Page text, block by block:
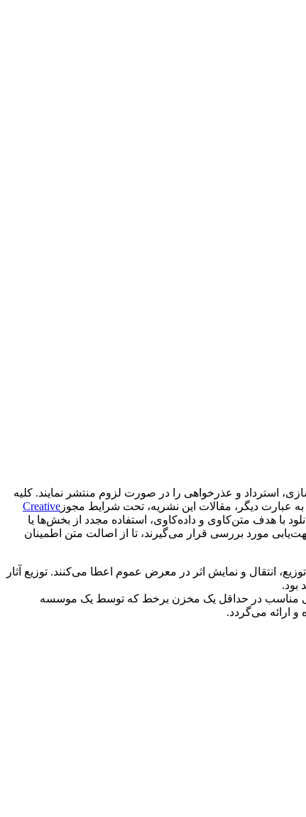
استرداد و عذرخواهی را در صورت لزوم منتشر نمایند. کلیه
عبارت دیگر، مقالات این نشریه، تحت شرایط مجوز Creative
با هدف متن‌کاوی و داده‌کاوی، استفاده مجدد از بخش‌ها یا
مورد بررسی قرار می‌گیرند، تا از اصالت متن اطمینان
انتقال و نمایش اثر در معرض عموم اعطا می‌کنند. توزیع آثار
بود.
مناسب در حداقل یک مخزن برخط که توسط یک موسسه
و ارائه می‌گردد.